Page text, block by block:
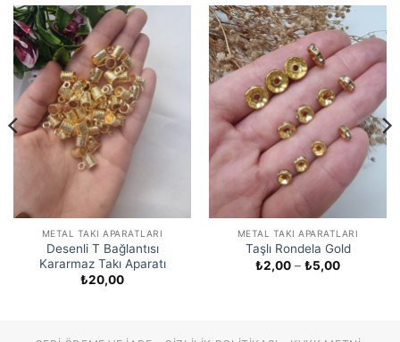
METAL TAKI APARATLARI
Desenli T Bağlantısı
Kararmaz Takı Aparatı
₺20,00
METAL TAKI APARATLARI
Taşlı Rondela Gold
₺2,00 – ₺5,00Fiyat